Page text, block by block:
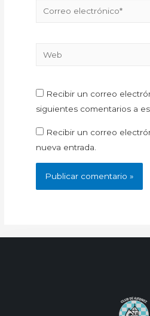
Recibir un correo
siguientes comentarios a
Recibir un correo
nueva entrada.